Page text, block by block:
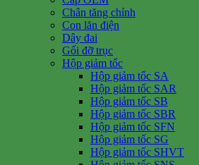
Chân tăng chỉnh
Con lăn điện
Dây đai
Gối đỡ trục
Hộp giảm tốc
Hộp giảm tốc SA
Hộp giảm tốc SAR
Hộp giảm tốc SB
Hộp giảm tốc SBR
Hộp giảm tốc SFN
Hộp giảm tốc SG
Hộp giảm tốc SHVT